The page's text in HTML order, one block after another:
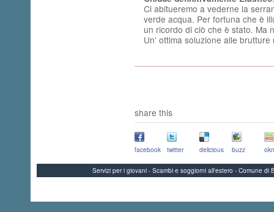
Ci abitueremo a vederne la
verde acqua. Per fortuna che è
un ricordo di ciò che è stato. Ma
Un' ottima soluzione alle brutture
share this
facebook twitter delicious buzz
Servizi per i giovani - Scambi e soggiorni all'estero - Comune